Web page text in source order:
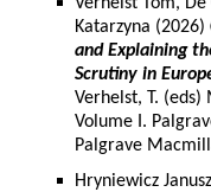
Katarzyna (2026)
and Explaining
Scrutiny in
Verhelst, T.
Volume I.
Palgrave
Hryniewicz